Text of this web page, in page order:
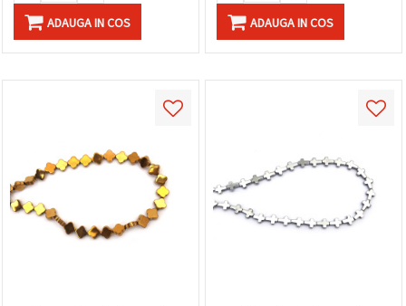
ADAUGA IN COS ADAUGA IN COS